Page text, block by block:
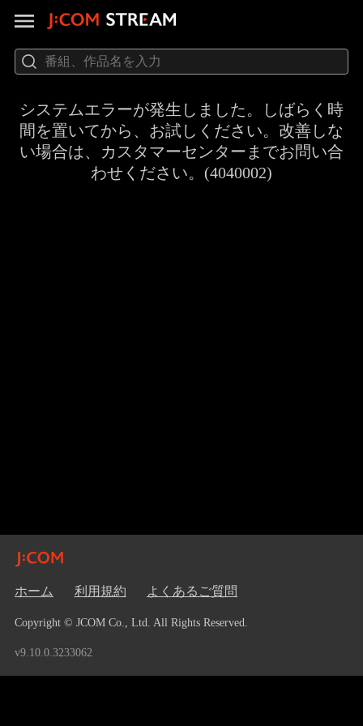
システムエラーが発生しました。しばらく時
間を置いてから、お試しください。改善しな
い場合は、カスタマーセンターまでお問い合
わせください。(4040002)
ホーム 利用規約 よくあるご質問
Copyright © JCOM Co., Ltd. All Rights Reserved.
v9.10.0.3233062